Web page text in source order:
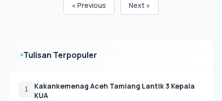
« Previous Next »
Tulisan Terpopuler
1
Kakankemenag Aceh Tamiang Lantik 3 Kepala
KUA